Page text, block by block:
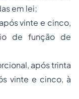
em lei;
vinte e cinco,
de função de
após trinta
vinte e cinco, à